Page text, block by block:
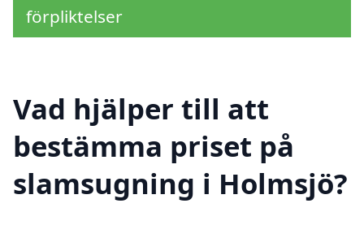
förpliktelser
Vad hjälper till att
bestämma priset på
slamsugning i Holmsjö?